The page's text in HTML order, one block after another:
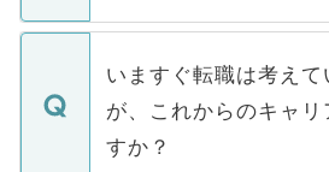
関を公にしてしまうと、
に、医療機関が求める条
みを人材紹介会社に依頼
ています。
定を承諾する必要はあり
の辞退の連絡はキャリア
ますので、ご安心くださ
個人情報が漏えいするこ
で、ご安心ください。当
などで収集したご登録者
ご本人のキャリアアップ
支援を目的に使用いたし
いますぐ転職は考えて
が、これからのキャリ
すか？